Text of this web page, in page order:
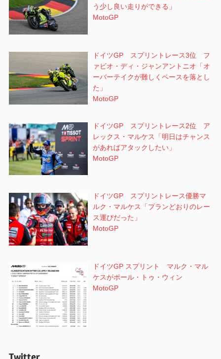
う少し良い走りができる」
MotoGP
ドイツGP スプリントレース3位 フ
ァビオ・ディ・ジャンアントニオ「オ
ーバーテイクが難しくペースを落とし
た」
MotoGP
ドイツGP スプリントレース2位 ア
レックス・マルケス「明日はチャンス
があればアタックしたい」
MotoGP
ドイツGP スプリントレース優勝マ
ルク・マルケス「プランどおりのレー
ス運びだった」
MotoGP
ドイツGP スプリント マルク・マル
ケスがポール・トゥ・ウィン
MotoGP